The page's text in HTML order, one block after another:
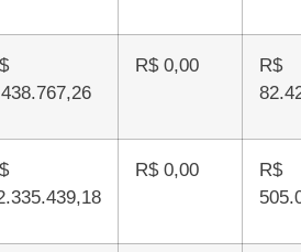
R$ 0,00
R$
R$ 0,00
R$